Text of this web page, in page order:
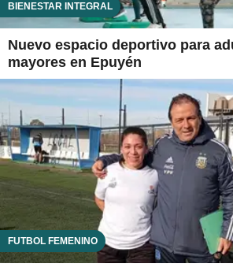
BIENESTAR INTEGRAL
Nuevo espacio deportivo para
mayores en Epuyén
FUTBOL FEMENINO